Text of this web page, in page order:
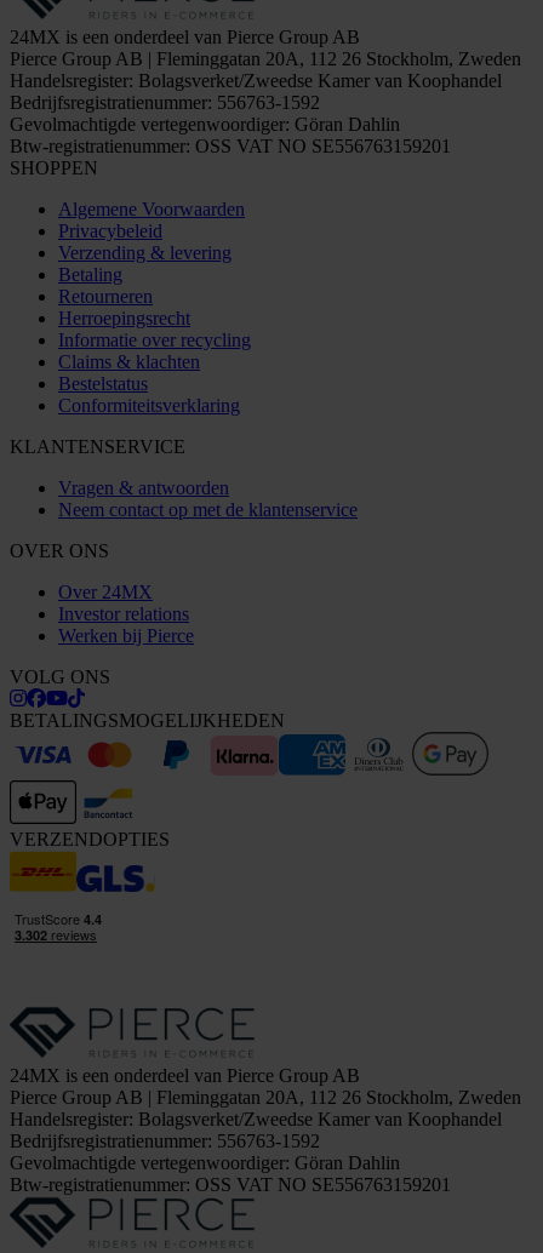
24MX is een onderdeel van Pierce Group AB
Pierce Group AB | Fleminggatan 20A, 112 26 Stockholm, Zweden
Handelsregister: Bolagsverket/Zweedse Kamer van Koophandel
Bedrijfsregistratienummer: 556763-1592
Gevolmachtigde vertegenwoordiger: Göran Dahlin
Btw-registratienummer: OSS VAT NO SE556763159201
SHOPPEN
Algemene Voorwaarden
Privacybeleid
Verzending & levering
Betaling
Retourneren
Herroepingsrecht
Informatie over recycling
Claims & klachten
Bestelstatus
Conformiteitsverklaring
KLANTENSERVICE
Vragen & antwoorden
Neem contact op met de klantenservice
OVER ONS
Over 24MX
Investor relations
Werken bij Pierce
VOLG ONS
BETALINGSMOGELIJKHEDEN
VERZENDOPTIES
24MX is een onderdeel van Pierce Group AB
Pierce Group AB | Fleminggatan 20A, 112 26 Stockholm, Zweden
Handelsregister: Bolagsverket/Zweedse Kamer van Koophandel
Bedrijfsregistratienummer: 556763-1592
Gevolmachtigde vertegenwoordiger: Göran Dahlin
Btw-registratienummer: OSS VAT NO SE556763159201